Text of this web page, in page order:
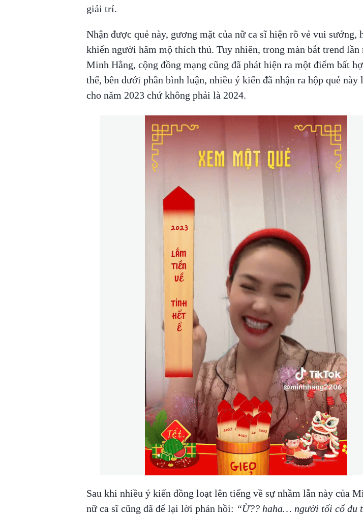
giải trí.
Nhận được quẻ này, gương mặt của nữ ca sĩ hiện rõ vẻ vui sướng,
khiến người hâm mộ thích thú. Tuy nhiên, trong màn bắt trend lần
Minh Hằng, cộng đồng mạng cũng đã phát hiện ra một điểm bất
thể, bên dưới phần bình luận, nhiều ý kiến đã nhận ra hộp quẻ này
cho năm 2023 chứ không phải là 2024.
Sau khi nhiều ý kiến đồng loạt lên tiếng về sự nhầm lẫn này của
nữ ca sĩ cũng đã để lại lời phản hồi: “Ừ?? haha… người tối cổ đu